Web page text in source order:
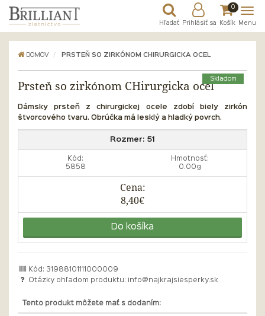
Hľadať Prihlásiť sa
0
Košík Menu
DOMOV PRSTEŇ SO ZIRKÓNOM CHIRURGICKA OCEL
Skladom
Prsteň so zirkónom CHirurgicka ocel
Dámsky prsteň z chirurgickej ocele zdobí biely zirkón
štvorcového tvaru. Obrúčka má lesklý a hladký povrch.
Rozmer: 51
Kód:
5858
Hmotnosť:
0.00g
Cena:
8,40€
Do košíka
Kód: 31988101111000009
Otázky ohľadom produktu:
info@najkrajsiesperky.sk
Tento produkt môžete mať s dodaním: